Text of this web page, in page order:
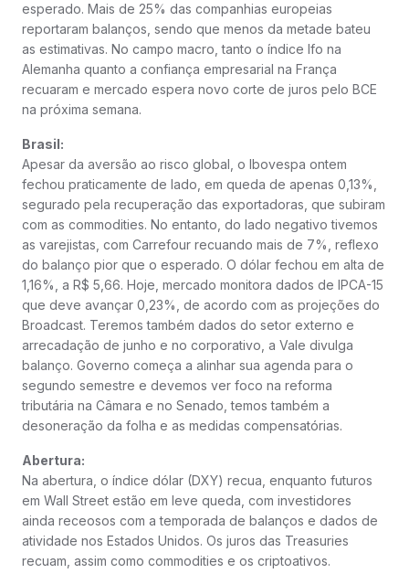
esperado. Mais de 25% das companhias europeias
reportaram balanços, sendo que menos da metade bateu
as estimativas. No campo macro, tanto o índice Ifo na
Alemanha quanto a confiança empresarial na França
recuaram e mercado espera novo corte de juros pelo BCE
na próxima semana.
Brasil:
Apesar da aversão ao risco global, o Ibovespa ontem
fechou praticamente de lado, em queda de apenas 0,13%,
segurado pela recuperação das exportadoras, que subiram
com as commodities. No entanto, do lado negativo tivemos
as varejistas, com Carrefour recuando mais de 7%, reflexo
do balanço pior que o esperado. O dólar fechou em alta de
1,16%, a R$ 5,66. Hoje, mercado monitora dados de IPCA-15
que deve avançar 0,23%, de acordo com as projeções do
Broadcast. Teremos também dados do setor externo e
arrecadação de junho e no corporativo, a Vale divulga
balanço. Governo começa a alinhar sua agenda para o
segundo semestre e devemos ver foco na reforma
tributária na Câmara e no Senado, temos também a
desoneração da folha e as medidas compensatórias.
Abertura:
Na abertura, o índice dólar (DXY) recua, enquanto futuros
em Wall Street estão em leve queda, com investidores
ainda receosos com a temporada de balanços e dados de
atividade nos Estados Unidos. Os juros das Treasuries
recuam, assim como commodities e os criptoativos.